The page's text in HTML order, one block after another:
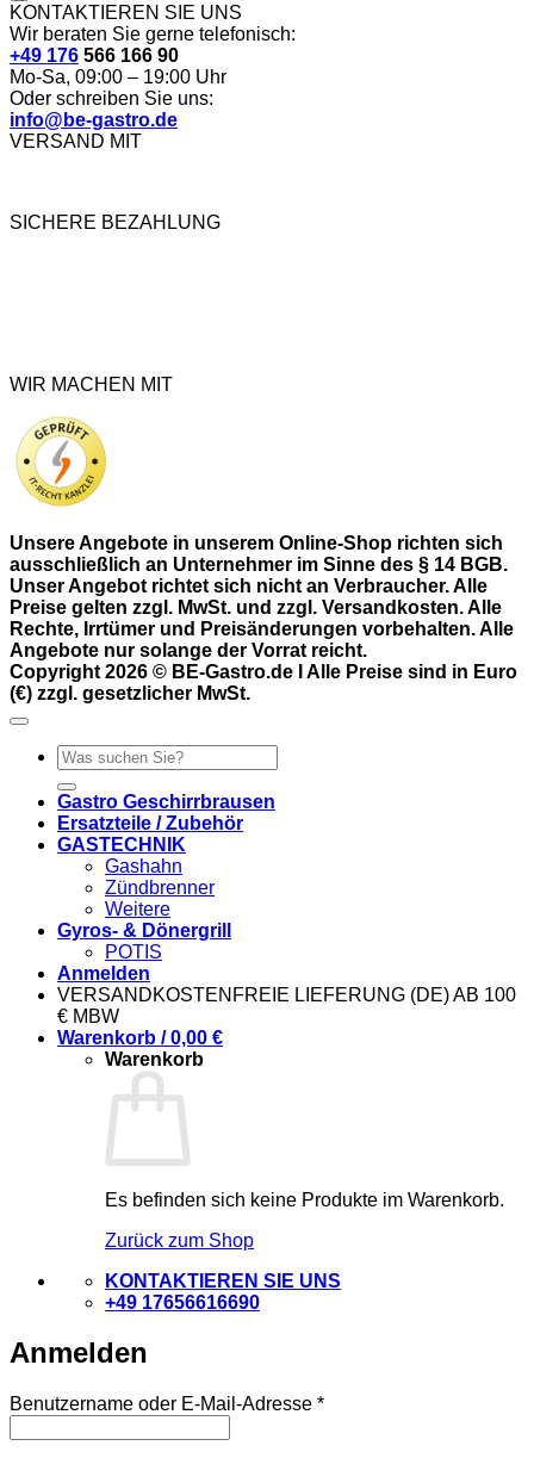
KONTAKTIEREN SIE UNS
Wir beraten Sie gerne telefonisch:
+49 176 566 166 90
Mo-Sa, 09:00 – 19:00 Uhr
Oder schreiben Sie uns:
info@be-gastro.de
VERSAND MIT
SICHERE BEZAHLUNG
WIR MACHEN MIT
Unsere Angebote in unserem Online-Shop richten sich
ausschließlich an Unternehmer im Sinne des § 14 BGB.
Unser Angebot richtet sich nicht an Verbraucher. Alle
Preise gelten zzgl. MwSt. und zzgl. Versandkosten. Alle
Rechte, Irrtümer und Preisänderungen vorbehalten. Alle
Angebote nur solange der Vorrat reicht.
Copyright 2026 © BE-Gastro.de I Alle Preise sind in Euro
(€) zzgl. gesetzlicher MwSt.
Suchen
nach:
Gastro Geschirrbrausen
Ersatzteile / Zubehör
GASTECHNIK
Gashahn
Zündbrenner
Weitere
Gyros- & Dönergrill
POTIS
Anmelden
VERSANDKOSTENFREIE LIEFERUNG (DE) AB 100
€ MBW
Warenkorb /0,00 €
Warenkorb
Es befinden sich keine Produkte im Warenkorb.
Zurück zum Shop
KONTAKTIEREN SIE UNS
+49 17656616690
Anmelden
Benutzername oder E-Mail-Adresse *Erforderlich